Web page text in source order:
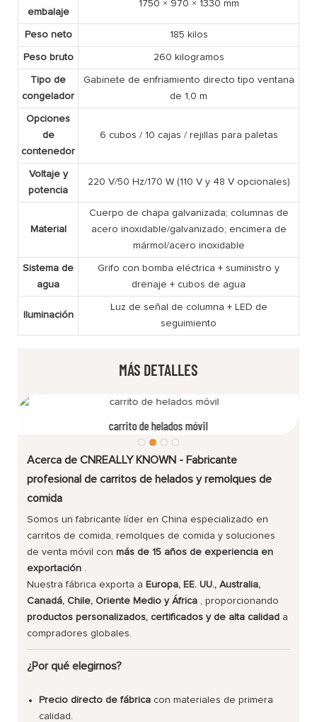
embalaje
1750 × 970 × 1330 mm
Peso neto 185 kilos
Peso bruto 260 kilogramos
Tipo de
congelador
Gabinete de enfriamiento directo tipo ventana
de 1,0 m
Opciones
de
contenedor
6 cubos / 10 cajas / rejillas para paletas
Voltaje y
potencia
220 V/50 Hz/170 W (110 V y 48 V opcionales)
Material
Cuerpo de chapa galvanizada; columnas de
acero inoxidable/galvanizado; encimera de
mármol/acero inoxidable
Sistema de
agua
Grifo con bomba eléctrica + suministro y
drenaje + cubos de agua
Iluminación
Luz de señal de columna + LED de
seguimiento
MÁS DETALLES
carrito de helados móvil
Acerca de CNREALLY KNOWN - Fabricante
profesional de carritos de helados y remolques de
comida
Somos un fabricante líder en China especializado en
carritos de comida, remolques de comida y soluciones
de venta móvil conmás de 15 años de experiencia en
exportación
Nuestra fábrica exporta a Europa, EE. UU., Australia,
Canadá, Chile, Oriente Medio y África , proporcionando
productos personalizados, certificados y de alta calidad a
compradores globales.
¿Por qué elegirnos?
Precio directo de fábrica con materiales de primera
calidad.